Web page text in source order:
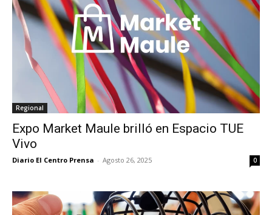
Regional
Expo Market Maule brilló en Espacio TUE
Vivo
Diario El Centro Prensa - Agosto 26, 2025 0